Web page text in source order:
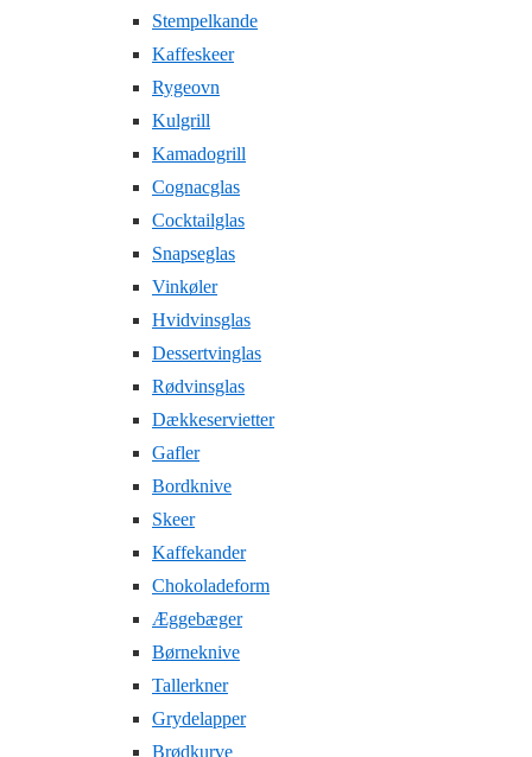
Stempelkande
Kaffeskeer
Rygeovn
Kulgrill
Kamadogrill
Cognacglas
Cocktailglas
Snapseglas
Vinkøler
Hvidvinsglas
Dessertvinglas
Rødvinsglas
Dækkeservietter
Gafler
Bordknive
Skeer
Kaffekander
Chokoladeform
Æggebæger
Børneknive
Tallerkner
Grydelapper
Brødkurve